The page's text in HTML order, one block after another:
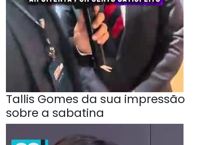
Tallis Gomes da sua impressão
sobre a sabatina